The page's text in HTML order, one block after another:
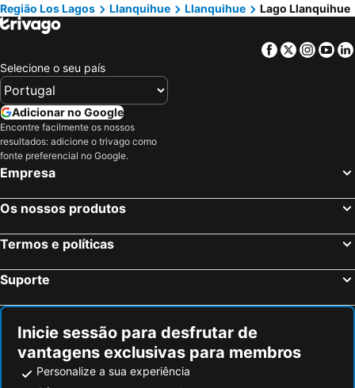
Aviador Carlos Campos Airport
Museo Pablo Fierro
Iglesia Sagrado Corazón de Jesús
Mercado Angelmo
Volcán Osorno
Volcán Osorno
Lago Todos los Santos
Hornopirén
Parque Nacional Puyehue
Catedral Alta Patagonia
Plaza de San Carlos
Puerto Blest
Região Los Lagos
Llanquihue Llanquihue Lago Llanquihue
Facebook
Twitter
Selecione o seu país
Adicionar no Google
Encontre facilmente os nossos
resultados: adicione o trivago como
fonte preferencial no Google.
Empresa
Os nossos produtos
Termos e políticas
Suporte
Inicie sessão para desfrutar de
vantagens exclusivas para membros
Personalize a sua experiência